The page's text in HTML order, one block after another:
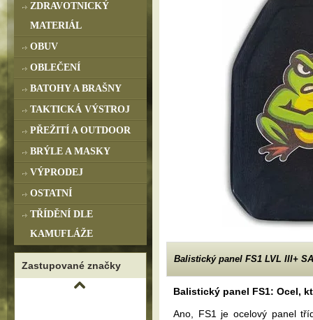
Balistický panel FS1 LVL III+
Balistický panel FS1: Ocel,
Ano, FS1 je ocelový panel
ZDRAVOTNICKÝ
MATERIÁL
OBUV
OBLEČENÍ
BATOHY A BRAŠNY
TAKTICKÁ VÝSTROJ
PŘEŽITÍ A OUTDOOR
BRÝLE A MASKY
VÝPRODEJ
OSTATNÍ
TŘÍDĚNÍ DLE
KAMUFLÁŽE
Zastupované značky